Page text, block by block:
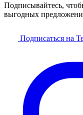
Подписывайтесь,
выгодных
Подписаться на